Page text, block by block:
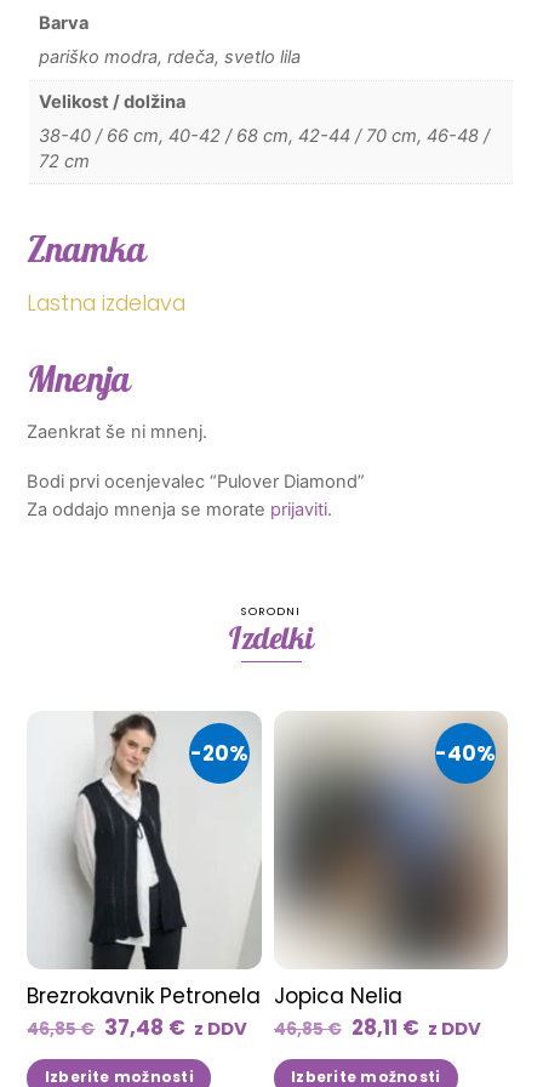
Barva
pariško modra, rdeča, svetlo lila
Velikost / dolžina
38-40 / 66 cm, 40-42 / 68 cm, 42-44 / 70 cm, 46-48 /
72 cm
Znamka
Lastna izdelava
Mnenja
Zaenkrat še ni mnenj.
Bodi prvi ocenjevalec “Pulover Diamond”
Za oddajo mnenja se morate prijaviti.
SORODNI
Izdelki
-20%
Brezrokavnik Petronela
46,85€ Izvirna
cena
37,48 € Trenutna
cena
z DDV
Izberite možnosti
-40%
Jopica Nelia
46,85€ Izvirna
cena
28,11 €Trenutna
cena
z DDV
Izberite možnosti